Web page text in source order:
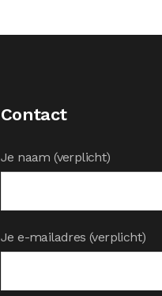
Contact
Je naam (verplicht)
Je e-mailadres (verplicht)